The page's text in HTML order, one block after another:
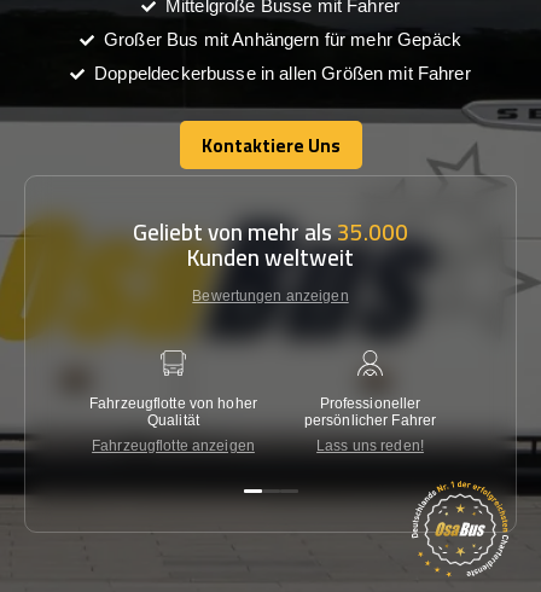
Mittelgroße Busse mit Fahrer
Großer Bus mit Anhängern für mehr Gepäck
Doppeldeckerbusse in allen Größen mit Fahrer
Kontaktiere Uns
Kontaktiere Uns
Geliebt von mehr als35.000
Kunden weltweit
Bewertungen anzeigen
Fahrzeugflotte von hoher
Qualität
Fahrzeugflotte anzeigen
Professioneller
persönlicher Fahrer
Lass uns reden!